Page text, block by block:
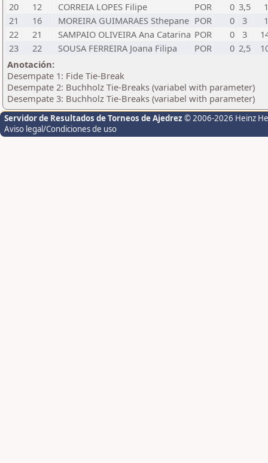
20
12 CORREIA LOPES Filipe POR 0 3,5
21
16 MOREIRA GUIMARAES Sthepane POR 0 3
22
21 SAMPAIO OLIVEIRA Ana Catarina POR 0 3
23
22 SOUSA FERREIRA Joana Filipa POR 0 2,5
Anotación:
Desempate 1: Fide Tie-Break
Desempate 2: Buchholz Tie-Breaks (variabel with parameter)
Desempate 3: Buchholz Tie-Breaks (variabel with parameter)
Servidor de Resultados de Torneos de Ajedrez © 2006-2026 Heinz
Aviso legal/Condiciones de uso